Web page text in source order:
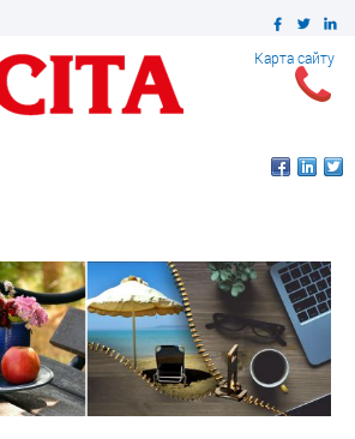
Карта сайту